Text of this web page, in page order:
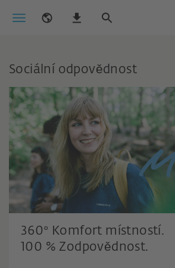
Sociální odpovědnost
víme: Klima na nás nečeká.
360° Komfort místností.
100 % Zodpovědnost.